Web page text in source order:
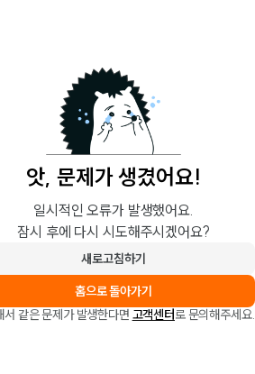
앗, 문제가 생겼어요!
일시적인 오류가 발생했어요.
잠시 후에 다시 시도해주시겠어요?
새로고침하기
홈으로 돌아가기
서 같은 문제가 발생한다면 고객센터로 문의해주세요.